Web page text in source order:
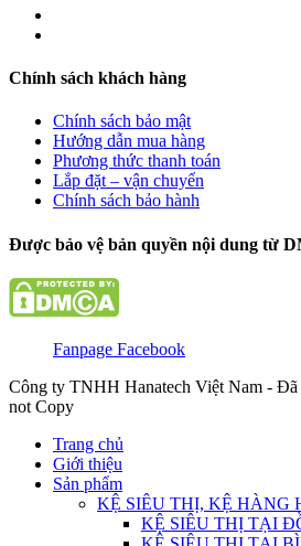
Chính sách khách hàng
Chính sách bảo mật
Hướng dẫn mua hàng
Phương thức thanh toán
Lắp đặt – vận chuyển
Chính sách bảo hành
Được bảo vệ bản quyền nội dung từ
Fanpage Facebook
Công ty TNHH Hanatech Việt Nam -
not Copy
Trang chủ
Giới thiệu
Sản phẩm
KỆ SIÊU THỊ, KỆ HÀNG
KỆ SIÊU THỊ TẠI